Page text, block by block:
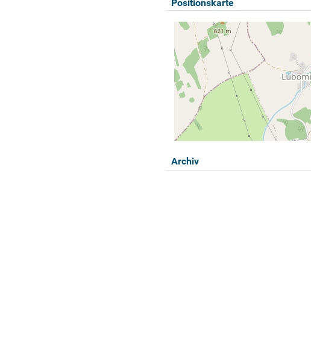
Positionskarte
Archiv